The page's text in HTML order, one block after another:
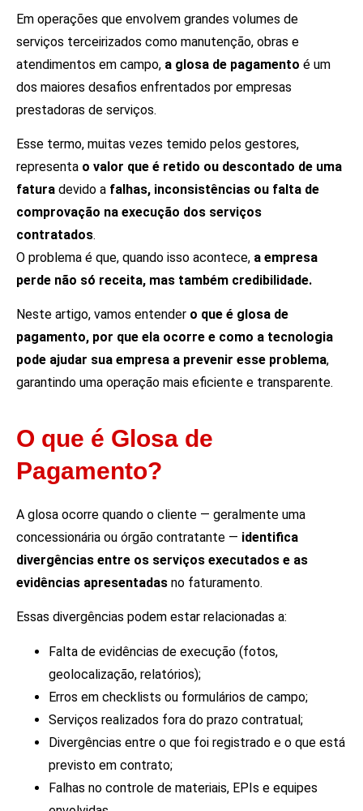
Em operações que envolvem grandes volumes de
serviços terceirizados como manutenção, obras e
atendimentos em campo, a glosa de pagamento é um
dos maiores desafios enfrentados por empresas
prestadoras de serviços.
Esse termo, muitas vezes temido pelos gestores,
representa o valor que é retido ou descontado de uma
fatura devido a falhas, inconsistências ou falta de
comprovação na execução dos serviços
contratados.
O problema é que, quando isso acontece, a empresa
perde não só receita, mas também credibilidade.
Neste artigo, vamos entender o que é glosa de
pagamento, por que ela ocorre e como a tecnologia
pode ajudar sua empresa a prevenir esse problema,
garantindo uma operação mais eficiente e transparente.
O que é Glosa de
Pagamento?
A glosa ocorre quando o cliente — geralmente uma
concessionária ou órgão contratante — identifica
divergências entre os serviços executados e as
evidências apresentadas no faturamento.
Essas divergências podem estar relacionadas a:
Falta de evidências de execução (fotos,
geolocalização, relatórios);
Erros em checklists ou formulários de campo;
Serviços realizados fora do prazo contratual;
Divergências entre o que foi registrado e o que está
previsto em contrato;
Falhas no controle de materiais, EPIs e equipes